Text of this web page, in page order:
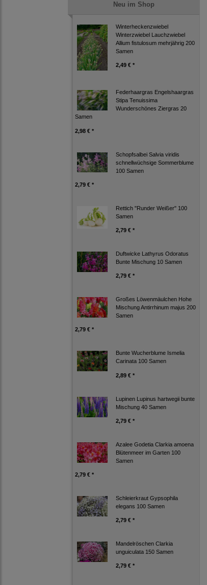
Neu im Shop
Winterheckenzwiebel
Winterzwiebel Lauchzwiebel
Allium fistulosum mehrjährig 200
Samen
2,49 € *
Federhaargras Engelshaargras
Stipa Tenuissima
Wunderschönes Ziergras 20
Samen
2,98 € *
Schopfsalbei Salvia viridis
schnellwüchsige Sommerblume
100 Samen
2,79 € *
Rettich "Runder Weißer" 100
Samen
2,79 € *
Duftwicke Lathyrus Odoratus
Bunte Mischung 10 Samen
2,79 € *
Großes Löwenmäulchen Hohe
Mischung Antirrhinum majus 200
Samen
2,79 € *
Bunte Wucherblume Ismelia
Carinata 100 Samen
2,89 € *
Lupinen Lupinus hartwegii bunte
Mischung 40 Samen
2,79 € *
Azalee Godetia Clarkia amoena
Blütenmeer im Garten 100
Samen
2,79 € *
Schleierkraut Gypsophila
elegans 100 Samen
2,79 € *
Mandelröschen Clarkia
unguiculata 150 Samen
2,79 € *